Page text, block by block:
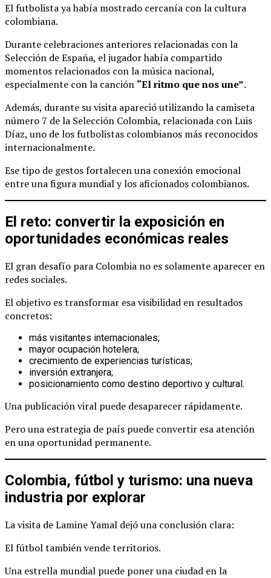
El futbolista ya había mostrado cercanía con la cultura
colombiana.
Durante celebraciones anteriores relacionadas con la
Selección de España, el jugador había compartido
momentos relacionados con la música nacional,
especialmente con la canción “El ritmo que nos une”.
Además, durante su visita apareció utilizando la camiseta
número 7 de la Selección Colombia, relacionada con Luis
Díaz, uno de los futbolistas colombianos más reconocidos
internacionalmente.
Ese tipo de gestos fortalecen una conexión emocional
entre una figura mundial y los aficionados colombianos.
El reto: convertir la exposición en
oportunidades económicas reales
El gran desafío para Colombia no es solamente aparecer en
redes sociales.
El objetivo es transformar esa visibilidad en resultados
concretos:
más visitantes internacionales;
mayor ocupación hotelera;
crecimiento de experiencias turísticas;
inversión extranjera;
posicionamiento como destino deportivo y cultural.
Una publicación viral puede desaparecer rápidamente.
Pero una estrategia de país puede convertir esa atención
en una oportunidad permanente.
Colombia, fútbol y turismo: una nueva
industria por explorar
La visita de Lamine Yamal dejó una conclusión clara:
El fútbol también vende territorios.
Una estrella mundial puede poner una ciudad en la